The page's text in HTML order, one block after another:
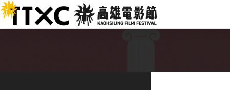
跳
到
主
:::